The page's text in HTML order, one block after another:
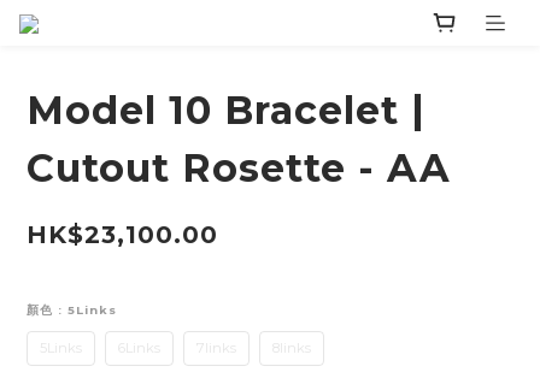
Model 10 Bracelet |
Cutout Rosette - AA
HK$23,100.00
顏色 : 5Links
5Links 6Links 7links 8links